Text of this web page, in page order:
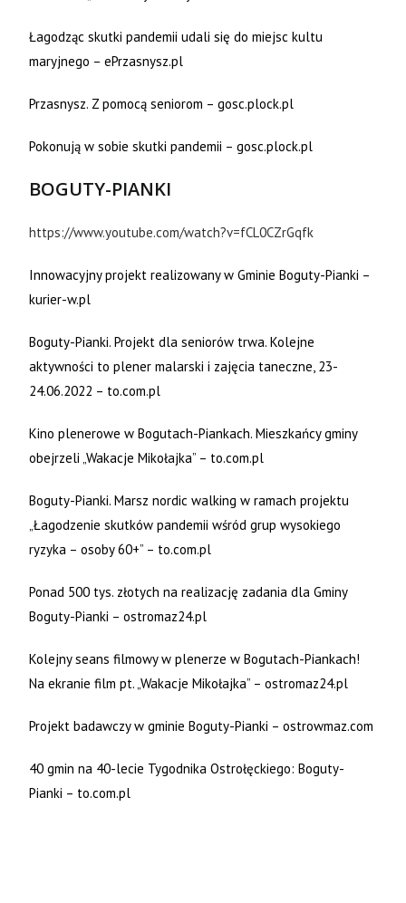
Łagodząc skutki pandemii udali się do miejsc kultu
maryjnego – ePrzasnysz.pl
Przasnysz. Z pomocą seniorom – gosc.plock.pl
Pokonują w sobie skutki pandemii – gosc.plock.pl
BOGUTY-PIANKI
https://www.youtube.com/watch?v=fCL0CZrGqfk
Innowacyjny projekt realizowany w Gminie Boguty-Pianki –
kurier-w.pl
Boguty-Pianki. Projekt dla seniorów trwa. Kolejne
aktywności to plener malarski i zajęcia taneczne, 23-
24.06.2022 – to.com.pl
Kino plenerowe w Bogutach-Piankach. Mieszkańcy gminy
obejrzeli „Wakacje Mikołajka” – to.com.pl
Boguty-Pianki. Marsz nordic walking w ramach projektu
„Łagodzenie skutków pandemii wśród grup wysokiego
ryzyka – osoby 60+” – to.com.pl
Ponad 500 tys. złotych na realizację zadania dla Gminy
Boguty-Pianki – ostromaz24.pl
Kolejny seans filmowy w plenerze w Bogutach-Piankach!
Na ekranie film pt. „Wakacje Mikołajka” – ostromaz24.pl
Projekt badawczy w gminie Boguty-Pianki – ostrowmaz.com
40 gmin na 40-lecie Tygodnika Ostrołęckiego: Boguty-
Pianki – to.com.pl